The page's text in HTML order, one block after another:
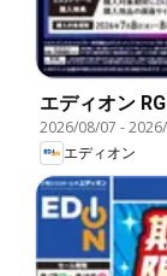
エディオン
2026/08/07 -
エディオン